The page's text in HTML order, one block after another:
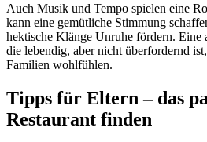
Auch Musik und Tempo spielen eine
kann eine gemütliche Stimmung
hektische Klänge Unruhe fördern. Eine
die lebendig, aber nicht überfordernd
Familien wohlfühlen.
Tipps für Eltern – das
Restaurant finden